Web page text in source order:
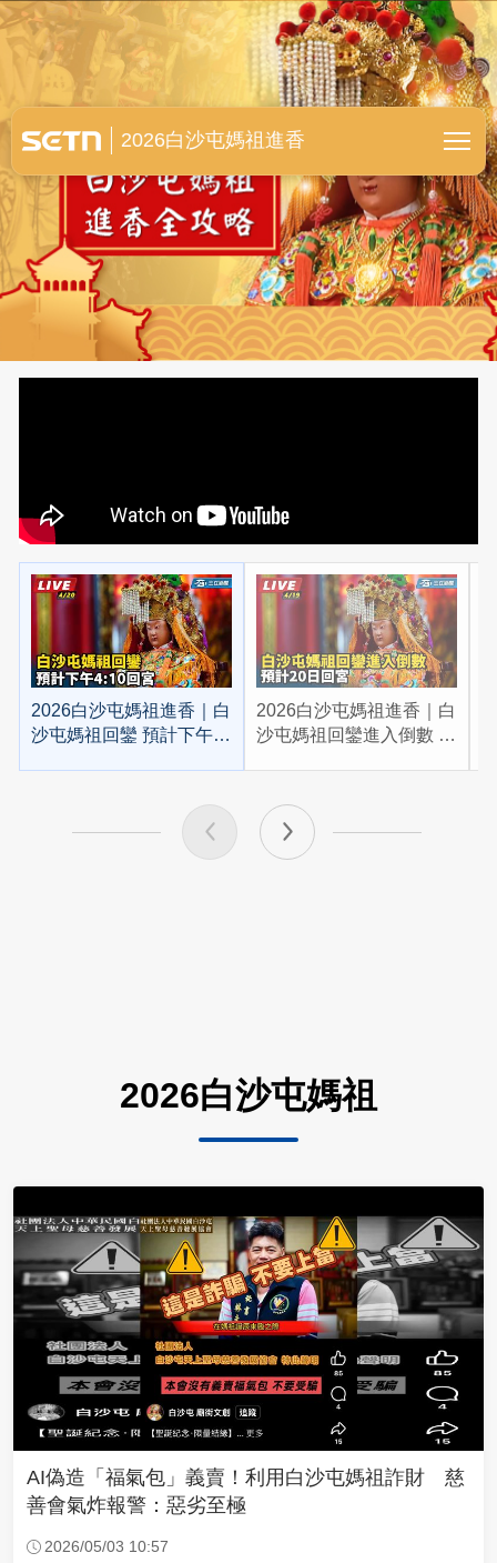
白沙屯媽祖進香全紀錄
2026白沙屯媽祖進香
2026白沙屯媽祖進香｜白
沙屯媽祖回鑾 預計下午
2026白沙屯媽祖進香｜白
沙屯媽祖回鑾進入倒數 預
2026白沙屯媽祖
AI偽造「福氣包」義賣！利用白沙屯媽祖詐財 慈
善會氣炸報警：惡劣至極
2026/05/03 10:57